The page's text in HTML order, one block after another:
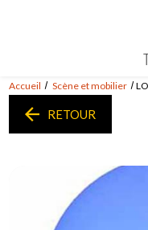
Accueil Scène et mobilier
RETOUR